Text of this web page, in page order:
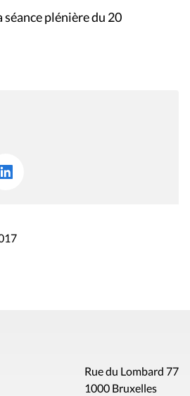
plénière du 20
Rue du Lombard 77
1000 Bruxelles